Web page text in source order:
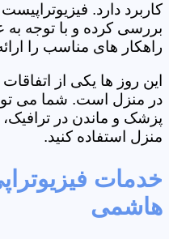
کاربرد دارد.
بررسی کرده و با توجه به
راهکار های مناسب را
این روز ها یکی از
در منزل است. شما می
پزشک و ماندن در
منزل استفاده کنید.
خدمات
هاشمی